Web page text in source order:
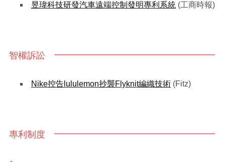
昱瑋科技研發汽車遠端控制發明專利系統 (工商時報)
智權訴訟
Nike控告lululemon抄襲Flyknit編織技術 (Fitz)
專利制度
-